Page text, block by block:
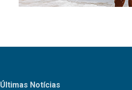
Últimas Notícias